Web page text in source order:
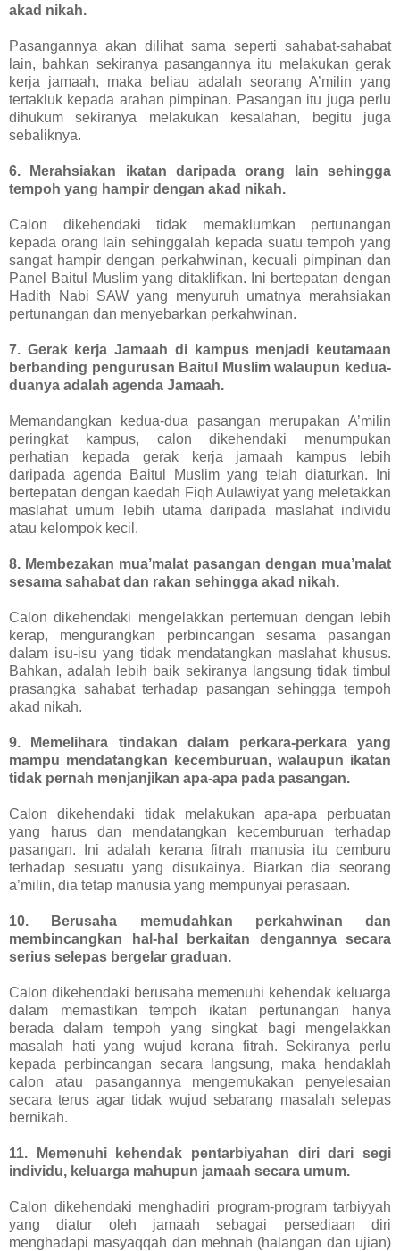
akad nikah.
Pasangannya akan dilihat sama seperti sahabat-sahabat
lain, bahkan sekiranya pasangannya itu melakukan gerak
kerja jamaah, maka beliau adalah seorang A’milin yang
tertakluk kepada arahan pimpinan. Pasangan itu juga perlu
dihukum sekiranya melakukan kesalahan, begitu juga
sebaliknya.
6. Merahsiakan ikatan daripada orang lain sehingga
tempoh yang hampir dengan akad nikah.
Calon dikehendaki tidak memaklumkan pertunangan
kepada orang lain sehinggalah kepada suatu tempoh yang
sangat hampir dengan perkahwinan, kecuali pimpinan dan
Panel Baitul Muslim yang ditaklifkan. Ini bertepatan dengan
Hadith Nabi SAW yang menyuruh umatnya merahsiakan
pertunangan dan menyebarkan perkahwinan.
7. Gerak kerja Jamaah di kampus menjadi keutamaan
berbanding pengurusan Baitul Muslim walaupun kedua-
duanya adalah agenda Jamaah.
Memandangkan kedua-dua pasangan merupakan A’milin
peringkat kampus, calon dikehendaki menumpukan
perhatian kepada gerak kerja jamaah kampus lebih
daripada agenda Baitul Muslim yang telah diaturkan. Ini
bertepatan dengan kaedah Fiqh Aulawiyat yang meletakkan
maslahat umum lebih utama daripada maslahat individu
atau kelompok kecil.
8. Membezakan mua’malat pasangan dengan mua’malat
sesama sahabat dan rakan sehingga akad nikah.
Calon dikehendaki mengelakkan pertemuan dengan lebih
kerap, mengurangkan perbincangan sesama pasangan
dalam isu-isu yang tidak mendatangkan maslahat khusus.
Bahkan, adalah lebih baik sekiranya langsung tidak timbul
prasangka sahabat terhadap pasangan sehingga tempoh
akad nikah.
9. Memelihara tindakan dalam perkara-perkara yang
mampu mendatangkan kecemburuan, walaupun ikatan
tidak pernah menjanjikan apa-apa pada pasangan.
Calon dikehendaki tidak melakukan apa-apa perbuatan
yang harus dan mendatangkan kecemburuan terhadap
pasangan. Ini adalah kerana fitrah manusia itu cemburu
terhadap sesuatu yang disukainya. Biarkan dia seorang
a’milin, dia tetap manusia yang mempunyai perasaan.
10. Berusaha memudahkan perkahwinan dan
membincangkan hal-hal berkaitan dengannya secara
serius selepas bergelar graduan.
Calon dikehendaki berusaha memenuhi kehendak keluarga
dalam memastikan tempoh ikatan pertunangan hanya
berada dalam tempoh yang singkat bagi mengelakkan
masalah hati yang wujud kerana fitrah. Sekiranya perlu
kepada perbincangan secara langsung, maka hendaklah
calon atau pasangannya mengemukakan penyelesaian
secara terus agar tidak wujud sebarang masalah selepas
bernikah.
11. Memenuhi kehendak pentarbiyahan diri dari segi
individu, keluarga mahupun jamaah secara umum.
Calon dikehendaki menghadiri program-program tarbiyyah
yang diatur oleh jamaah sebagai persediaan diri
menghadapi masyaqqah dan mehnah (halangan dan ujian)